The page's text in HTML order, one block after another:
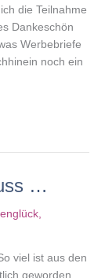
die Teilnahme
Dankeschön
Werbebriefe
noch ein
…
,
viel ist aus den
geworden.